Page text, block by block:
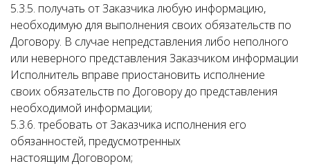
5.3.5. получать от Заказчика любую информацию,
необходимую для выполнения своих обязательств по
Договору. В случае непредставления либо неполного
или неверного представления Заказчиком информации
Исполнитель вправе приостановить исполнение
своих обязательств по Договору до представления
необходимой информации;
5.3.6. требовать от Заказчика исполнения его
обязанностей, предусмотренных
настоящим Договором;